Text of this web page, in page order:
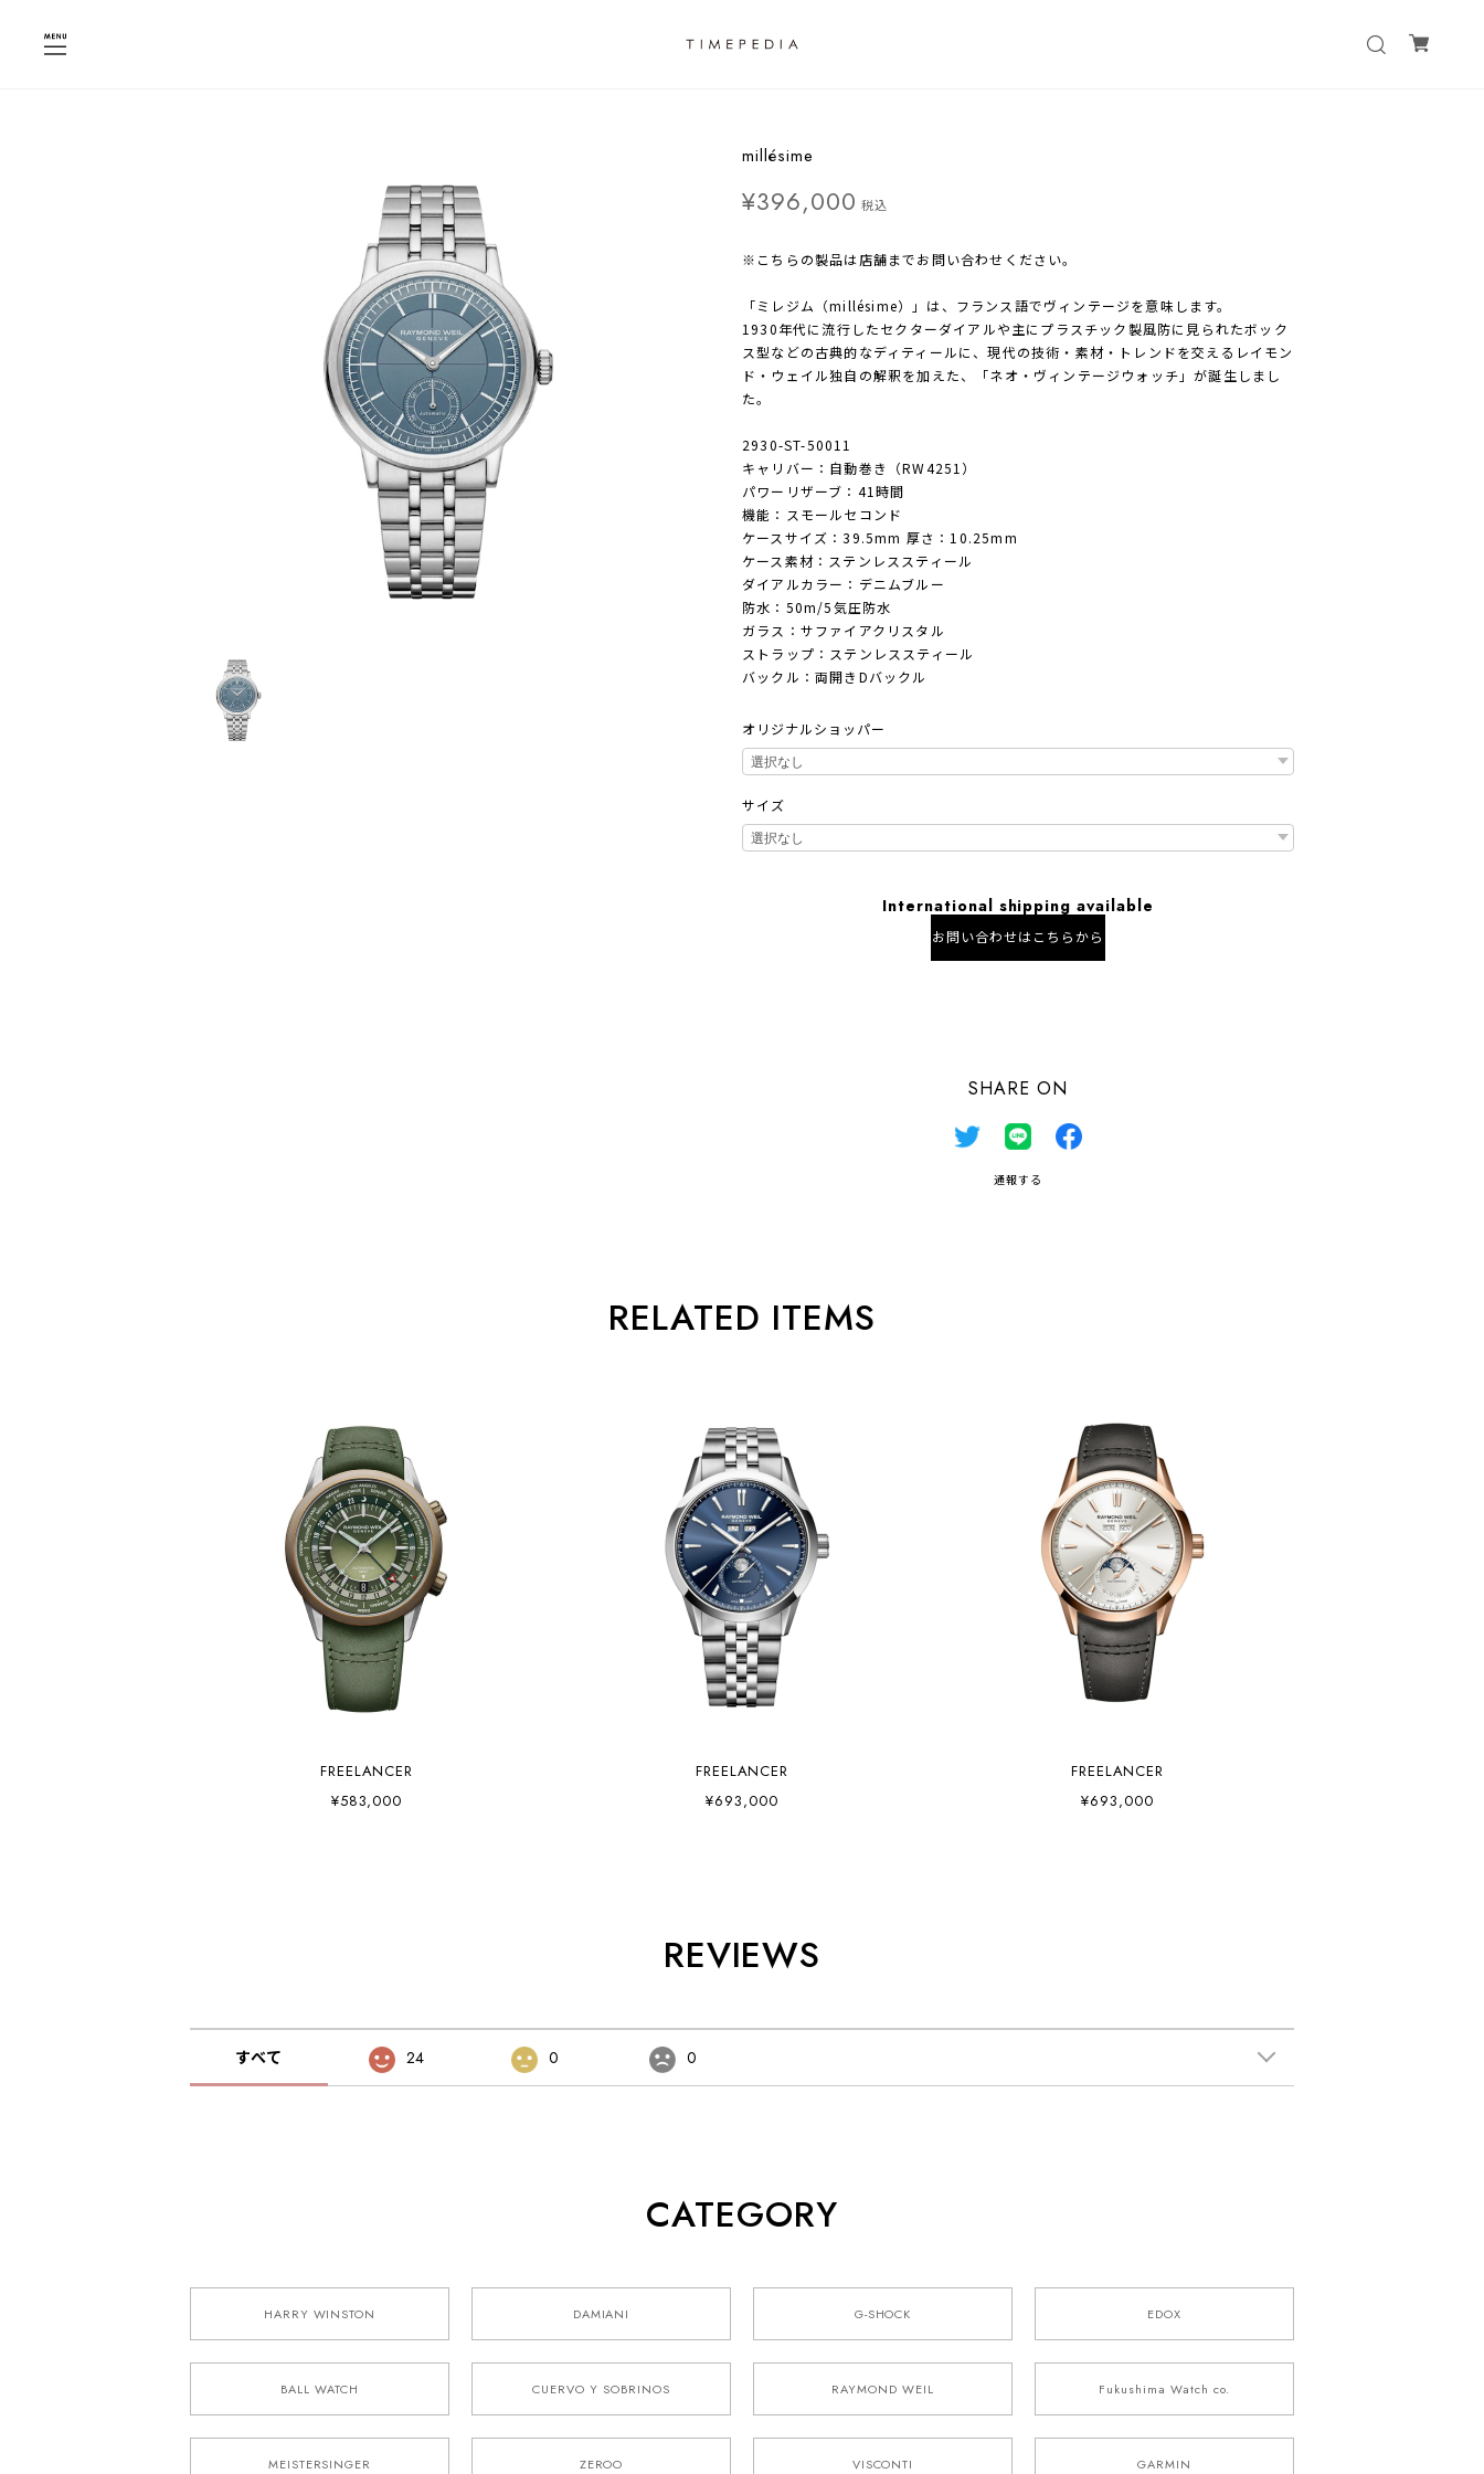
millésime
¥396,000 税込
※こちらの製品は店舗までお問い合わせください。
「ミレジム（millésime）」は、フランス語でヴィンテージを意味します。
1930年代に流行したセクターダイアルや主にプラスチック製風防に見られたボック
ス型などの古典的なディティールに、現代の技術・素材・トレンドを交えるレイモン
ド・ウェイル独自の解釈を加えた、「ネオ・ヴィンテージウォッチ」が誕生しまし
た。
2930-ST-50011
キャリバー：自動巻き（RW4251）
パワーリザーブ：41時間
機能：スモールセコンド
ケースサイズ：39.5mm 厚さ：10.25mm
ケース素材：ステンレススティール
ダイアルカラー：デニムブルー
防水：50m/5気圧防水
ガラス：サファイアクリスタル
ストラップ：ステンレススティール
バックル：両開きDバックル
オリジナルショッパー
サイズ
International shipping available
お問い合わせはこちらから
SHARE ON
通報する
RELATED ITEMS
FREELANCER
¥583,000
FREELANCER
¥693,000
FREELANCER
¥693,000
REVIEWS
すべて 24 0 0
CATEGORY
HARRY WINSTON DAMIANI G-SHOCK EDOX
BALL WATCH CUERVO Y SOBRINOS RAYMOND WEIL Fukushima Watch co.
MEISTERSINGER ZEROO VISCONTI GARMIN